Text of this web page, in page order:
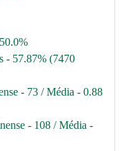
- 57.87% (7470
- 73 / Média - 0.88
- 108 / Média -